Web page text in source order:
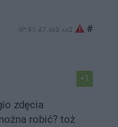
IP: 91.47.xx3.xx2 #
+1
zdęcia
robić? toż